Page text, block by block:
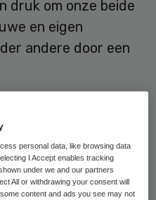
druk om onze beide
en eigen
andere door een
ons verpleeghuis
tot twee nieuwe
op kortdurend
en
personal data, like browsing data
I Accept enables tracking
under we and our partners
All or withdrawing your consent will
content and ads you see may not